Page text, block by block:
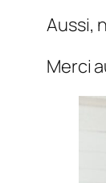
Aussi,
Merci